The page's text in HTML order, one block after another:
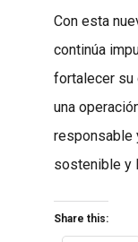
Con esta
continúa
fortalecer su
una
responsable
sostenible y
Share this: